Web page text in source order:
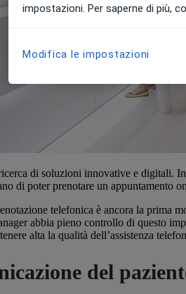
di soluzioni innovative e digitali.
di poter prenotare un appuntamento
telefonica è ancora la prima
abbia pieno controllo di questo
alta la qualità dell’assistenza
del
impostazioni. Per saperne di più,
Modifica le impostazioni